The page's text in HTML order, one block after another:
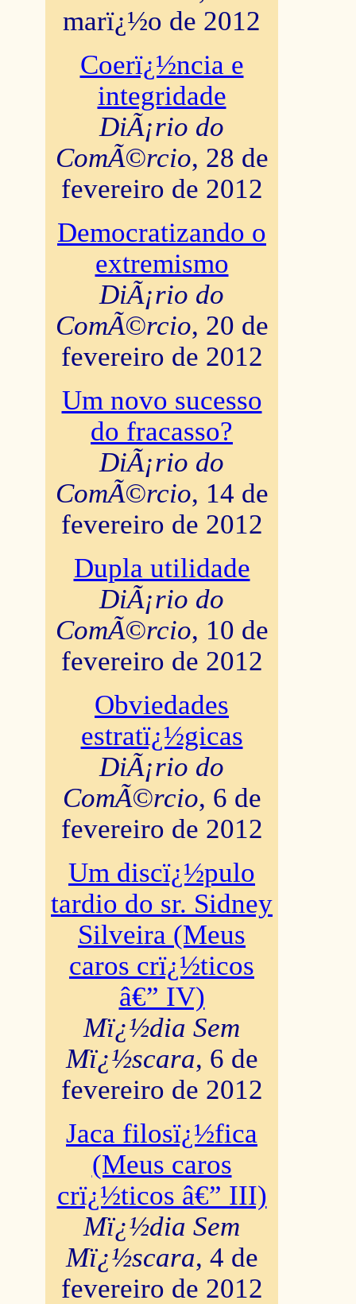
marï¿½o de 2012
Coerï¿½ncia e
integridade
DiÃ¡rio do
ComÃ©rcio, 28 de
fevereiro de 2012
Democratizando o
extremismo
DiÃ¡rio do
ComÃ©rcio, 20 de
fevereiro de 2012
Um novo sucesso
do fracasso?
DiÃ¡rio do
ComÃ©rcio, 14 de
fevereiro de 2012
Dupla utilidade
DiÃ¡rio do
ComÃ©rcio, 10 de
fevereiro de 2012
Obviedades
estratï¿½gicas
DiÃ¡rio do
ComÃ©rcio, 6 de
fevereiro de 2012
Um discï¿½pulo
tardio do sr. Sidney
Silveira (Meus
caros crï¿½ticos
â€” IV)
Mï¿½dia Sem
Mï¿½scara, 6 de
fevereiro de 2012
Jaca filosï¿½fica
(Meus caros
crï¿½ticos â€” III)
Mï¿½dia Sem
Mï¿½scara, 4 de
fevereiro de 2012